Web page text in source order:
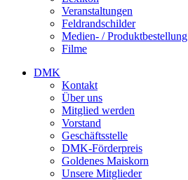
Veranstaltungen
Feldrandschilder
Medien- / Produktbestellung
Filme
DMK
Kontakt
Über uns
Mitglied werden
Vorstand
Geschäftsstelle
DMK-Förderpreis
Goldenes Maiskorn
Unsere Mitglieder